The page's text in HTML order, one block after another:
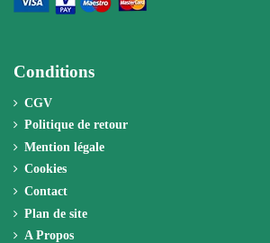
Conditions
CGV
Politique de retour
Mention légale
Cookies
Contact
Plan de site
A Propos